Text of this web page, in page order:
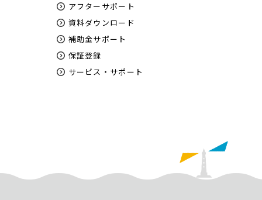
アフターサポート
資料ダウンロード
補助金サポート
保証登録
サービス・サポート